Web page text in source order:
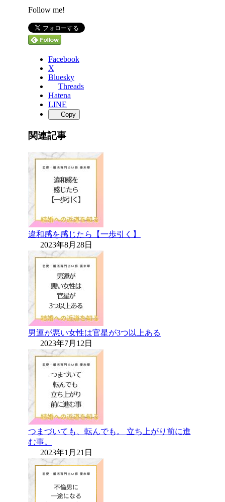
Follow me!
Facebook
X
Bluesky
Threads
Hatena
LINE
Copy
関連記事
違和感を感じたら【一歩引く】
2023年8月28日
男運が悪い女性は官星が3つ以上ある
2023年7月12日
つまづいても、転んでも。 立ち上がり前に進
む事。
2023年1月21日